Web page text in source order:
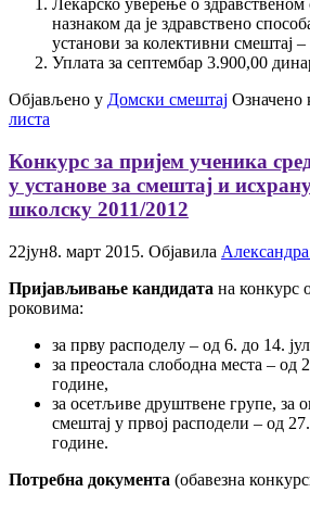
Лекарско уверење о
назнаком да је здравствено
установи за колективни смештај –
Уплата за септембар 3.900,00
Објављено у Домски смештај Означено
листа
Конкурс за пријем ученика
у установе за смештај и
школску 2011/2012
22јун8. март 2015. Објавила
Пријављивање кандидата на конкурс
роковима:
за прву расподелу – од 6. до 14.
за преостала слободна места – од
године,
за осетљиве друштвене групе, за
смештај у првој расподели – од
године.
Потребна документа (обавезна